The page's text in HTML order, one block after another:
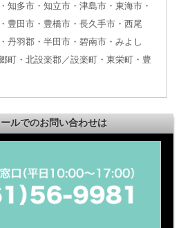
知多市・知立市・津島市・東海市・
豊田市・豊橋市・長久手市・西尾
丹羽郡・半田市・碧南市・みよし
町・北設楽郡／設楽町・東栄町・豊
ルでのお問い合わせは